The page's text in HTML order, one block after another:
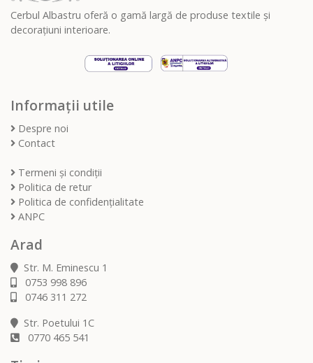
Cerbul Albastru oferă o gamă largă de produse textile și
decorațiuni interioare.
Informații utile
Despre noi
Contact
Termeni și condiții
Politica de retur
Politica de confidențialitate
ANPC
Arad
Str. M. Eminescu 1
0753 998 896
0746 311 272
Str. Poetului 1C
0770 465 541